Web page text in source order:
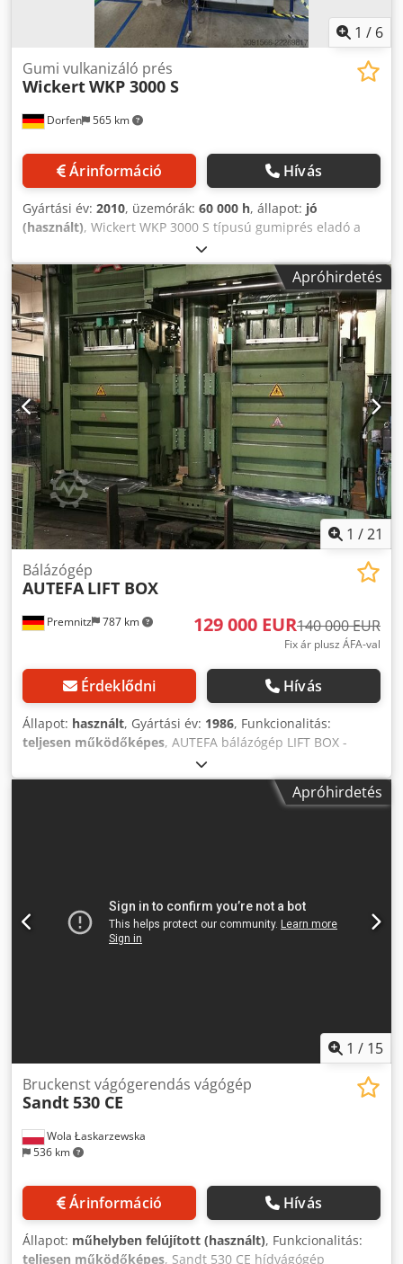
1 / 6
Dorfen 565 km
Gumi vulkanizáló prés
WickertWKP 3000 S
Árinformáció Hívás
Gyártási év: 2010, üzemórák: 60 000 h, állapot: jó
(használt), Wickert WKP 3000 S típusú gumiprés eladó a
képeken látható állapotban. Dcodpfszix N Hex Albsk A prés
hibátlanul működik, és nemrégig üzemben volt. - Üzemóra:
kb. 60 000 - Gyártási év: 2010 - Sorozatszám: 3779 -
Présfelület: kb. 700x550 mm - Fűtőlap tartozék További
információk hamarosan. Rakodás daruval. Kérdés esetén
bármikor jelentkezzen.
Apróhirdetés
1 /21
Premnitz 787 km
Bálázógép
AUTEFA LIFT BOX
129 000 EUR140 000 EUR
Fix ár plusz ÁFA-val
Érdeklődni Hívás
Állapot: használt, Gyártási év: 1986, Funkcionalitás:
teljesen működőképes, AUTEFA bálázógép LIFT BOX -
félautomata bálázógép - 2 kamrás rendszer - Előprés -
Készprés Dcsdpfx Aloytb Sgsbsk - automatikus TITAN
pántológép - Vezérlés 2015-ben felújítva - Hidraulika
teljesítmény 25–30t 2 db elérhető (ár egységenként)
Felhívjuk figyelmét, hogy a gépet a vevőnek kell
szétszerelni, csomagolni és elszállítani/elvinni.
Apróhirdetés
1 / 15
Wola Łaskarzewska
536 km
Bruckenst vágógerendás vágógép
Sandt530 CE
Árinformáció Hívás
Állapot: műhelyben felújított (használt), Funkcionalitás:
teljesen működőképes, Sandt 530 CE hídvágógép